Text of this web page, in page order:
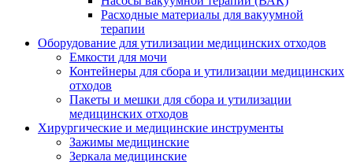
Расходные материалы для вакуумной
терапии
Оборудование для утилизации медицинских отходов
Емкости для мочи
Контейнеры для сбора и утилизации медицинских
отходов
Пакеты и мешки для сбора и утилизации
медицинских отходов
Хирургические и медицинские инструменты
Зажимы медицинские
Зеркала медицинские